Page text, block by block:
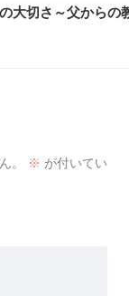
大切さ～父からの
。 ※ が付いてい